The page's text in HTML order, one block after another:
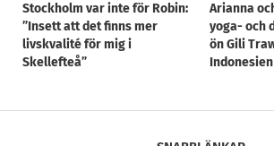
Stockholm var inte för Robin:
”Insett att det finns mer
livskvalité för mig i
Skellefteå”
Arianna
yoga- och
ön Gili
Indonesien